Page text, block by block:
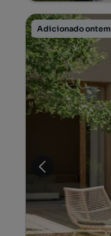
Adicionado ontem